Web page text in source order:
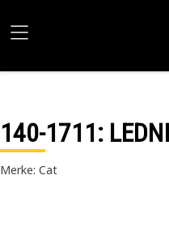
140-1711:
Merke: Cat